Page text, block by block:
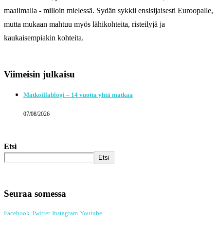
maailmalla - milloin mielessä. Sydän sykkii ensisijaisesti Euroopalle,
mutta mukaan mahtuu myös lähikohteita, risteilyjä ja
kaukaisempiakin kohteita.
Viimeisin julkaisu
Matkoillablogi – 14 vuotta yhtä matkaa
07/08/2026
Etsi
Etsi
Seuraa somessa
Facebook Twitter Instagram Youtube